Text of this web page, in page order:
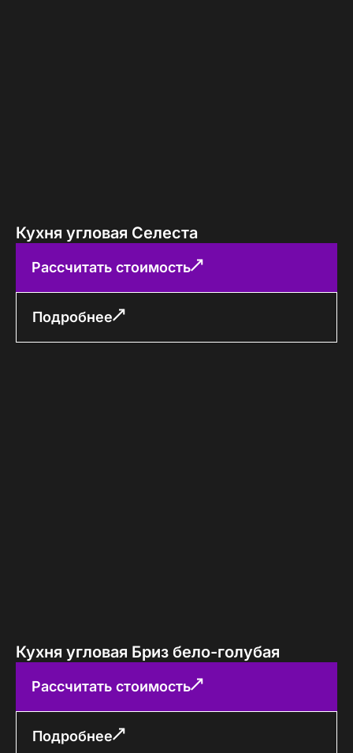
Кухня угловая Селеста
Рассчитать стоимость
Подробнее
Кухня угловая Бриз бело-голубая
Рассчитать стоимость
Подробнее